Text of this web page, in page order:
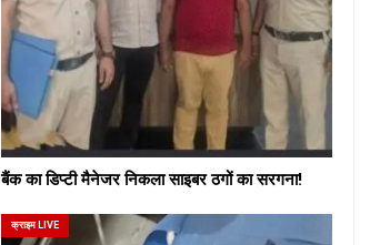
बैंक का डिप्टी मैनेजर निकला साइबर ठगों का सरगना!
क्राइम LIVE